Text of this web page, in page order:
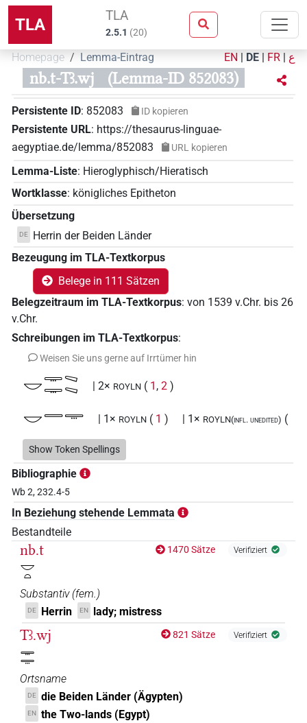
TLA TLA
2.5.1 (20)
Homepage Lemma-Eintrag EN | DE | FR | ع
nb.t-Tꜣ.wj (Lemma-ID 852083)
Persistente ID: 852083 ID kopieren
Persistente URL: https://thesaurus-linguae-
aegyptiae.de/lemma/852083
URL kopieren
Lemma-Liste: Hieroglyphisch/Hieratisch
Wortklasse: königliches Epitheton
Übersetzung
DE
Herrin der Beiden Länder
Bezeugung im TLA-Textkorpus
Belege in 111 Sätzen
Belegzeitraum im TLA-Textkorpus: von 1539 v.Chr. bis 26
v.Chr.
Schreibungen im TLA-Textkorpus:
Weisen Sie uns gerne auf Irrtümer hin
𓎟𓇾𓇾𓈅𓈅 | 2× ROYLN ( 1 , 2 )
𓎟𓇿𓇾 | 1× ROYLN ( 1 ) | 1× ROYLN(infl. unedited) (
1 )
𓎟𓇿𓇾𓈅𓈅
𓎟𓇿𓇿
𓎟𓇿𓇿𓈅𓈅
𓎟𓇿𓻽
10,11) | 11×
10, 11)
𓎟𓇿𓻽𓜮 ROYLN (1)
𓎟𓏏𓇿𓇿
Show Token Spellings
Bibliographie
Wb 2, 232.4-5
In Beziehung stehende Lemmata
Bestandteile
nb.t
𓎟𓏏
1470 Sätze Verifiziert
Substantiv (fem.)
DE Herrin EN lady; mistress
Tꜣ.wj
𓇾𓇾
821 Sätze Verifiziert
Ortsname
DE die Beiden Länder (Ägypten)
EN the Two-lands (Egypt)